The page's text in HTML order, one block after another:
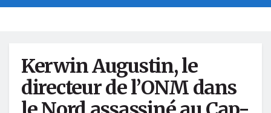
Kerwin Augustin, le
directeur de l’ONM dans